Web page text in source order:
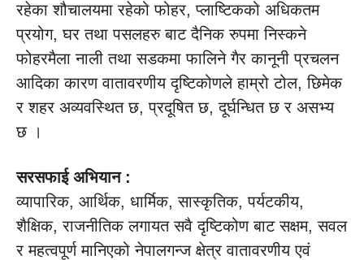
रहेका शौचालयमा रहेको फोहर, प्लाष्टिकको अधिकतम
प्रयोग, घर तथा पसलहरु बाट दैनिक रुपमा निस्कने
फोहरमैला नाली तथा सडकमा फालिने गैर कानूनी प्रचलन
आदिका कारण वातावरणीय दृष्टिकोणले हाम्रो टोल, छिमेक
र शहर अव्यवस्थित छ, प्रदूषित छ, दूर्घन्धित छ र असभ्य
छ ।
सरसफाई अभियान:
व्यापारिक, आर्थिक, धार्मिक, सास्कृतिक, पर्यटकीय,
शैक्षिक, राजनीतिक लगायत सवै दृष्टिकोण बाट सक्षम, सवल
र महत्वपूर्ण मानिएको नेपालगन्ज क्षेत्र वातावरणीय एवं